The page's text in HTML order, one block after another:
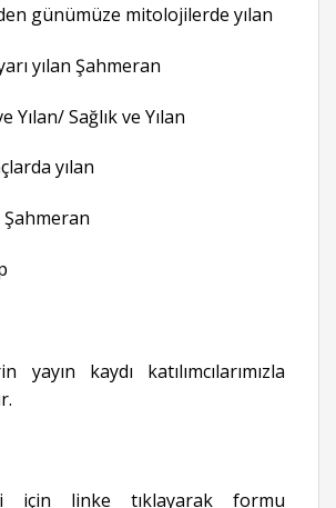
günümüze mitolojilerde yılan
yılan Şahmeran
Yılan/ Sağlık ve Yılan
yılan
Şahmeran
kaydı katılımcılarımızla
için linke tıklayarak formu